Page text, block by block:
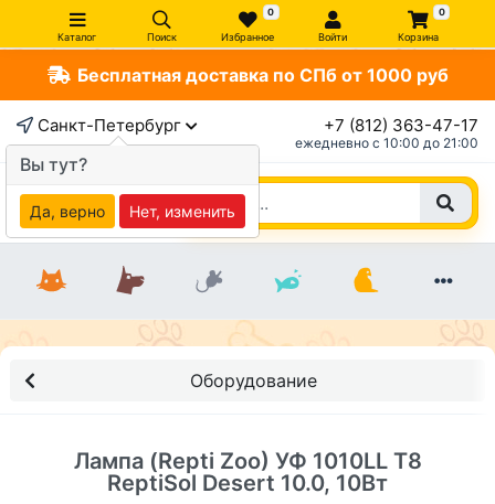
Каталог Поиск
0
Избранное Войти
0
Корзина
Бесплатная доставка по СПб от 1000 руб
Санкт-Петербург +7 (812) 363-47-17
ежедневно c 10:00 до 21:00
Оборудование
Лампа (Repti Zoo) УФ 1010LL T8
ReptiSol Desert 10.0, 10Вт
Вы тут?
Да, верно Нет, изменить